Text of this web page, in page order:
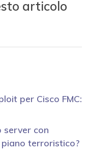
articolo
per Cisco FMC:
server con
piano terroristico?